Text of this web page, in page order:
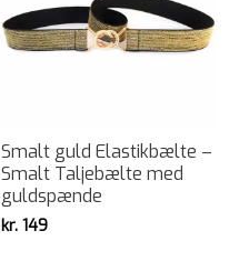
Smalt guld Elastikbælte –
Smalt Taljebælte med
guldspænde
kr. 149